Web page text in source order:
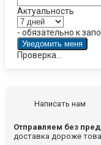
Актуальность
- обязательно к
Проверка...
Написать нам
Отправляем без
доставка дороже